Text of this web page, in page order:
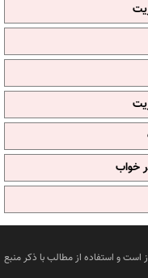
خواب
و استفاده از مطالب با ذکر منبع